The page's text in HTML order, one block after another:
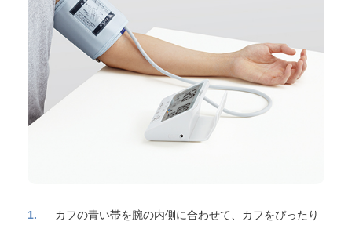
1
カフの青い帯を腕の内側に合わせて、カフをぴったり